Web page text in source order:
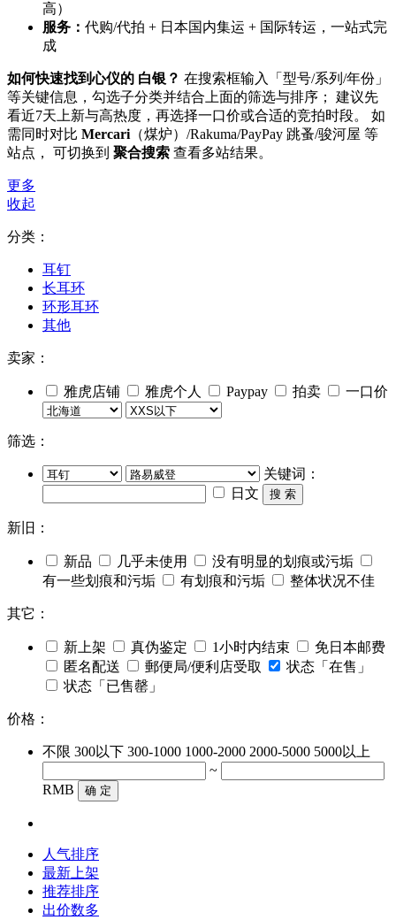
高）
服务： 代购/代拍 + 日本国内集运 + 国际转运，一站式完
成
如何快速找到心仪的 白银？ 在搜索框输入「型号/系列/年份」
等关键信息，勾选子分类并结合上面的筛选与排序； 建议先
看近7天上新与高热度，再选择一口价或合适的竞拍时段。 如
需同时对比 Mercari （煤炉）/Rakuma/PayPay 跳蚤/骏河屋 等
站点， 可切换到 聚合搜索 查看多站结果。
更多
收起
分类：
耳钉
长耳环
环形耳环
其他
卖家：
雅虎店铺 雅虎个人 Paypay 拍卖 一口价
筛选：
关键词：
日文
搜 索
新旧：
新品 几乎未使用
没有明显的划痕或污垢
有一些划痕和污垢
有划痕和污垢 整体状况不佳
其它：
新上架 真伪鉴定 1小时内结束
免日本邮费
匿名配送
郵便局/便利店受取
状态「在售」
状态「已售罄」
价格：
不限 300以下 300-1000 1000-2000 2000-5000 5000以上
~
RMB
确 定
人气排序
最新上架
推荐排序
出价数多